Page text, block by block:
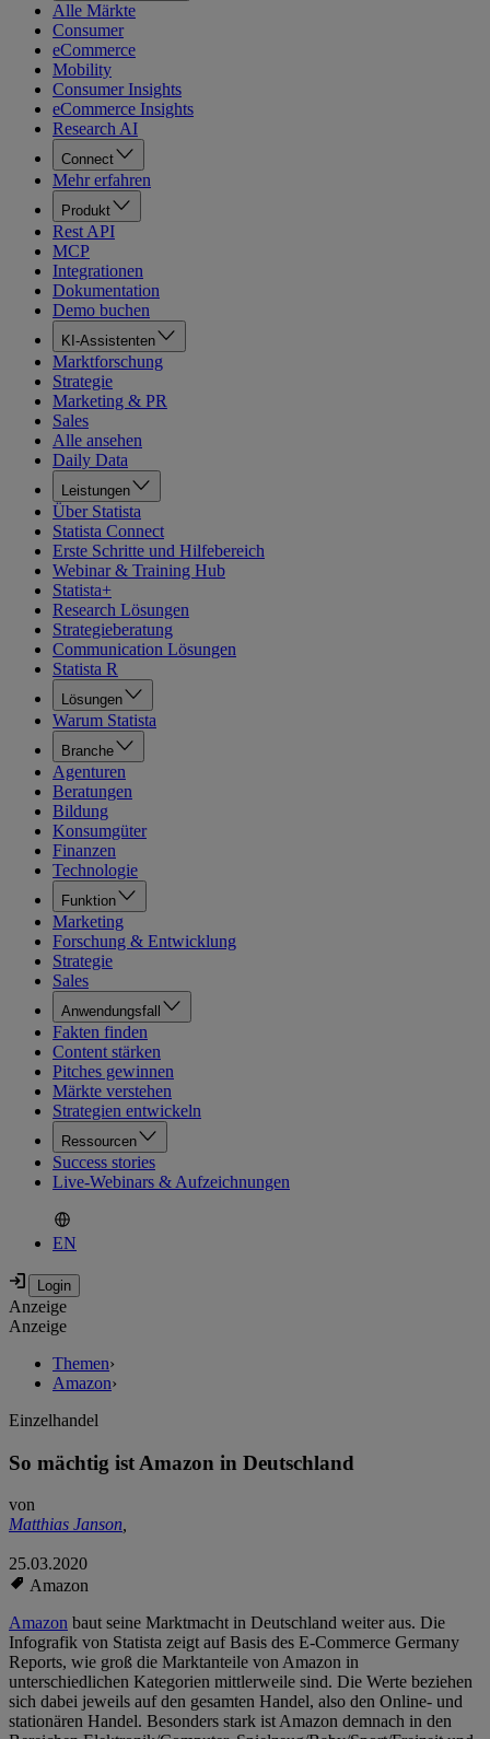
Alle Märkte
Consumer
eCommerce
Mobility
Consumer Insights
eCommerce Insights
Research AI
Connect
Mehr erfahren
Produkt
Rest API
MCP
Integrationen
Dokumentation
Demo buchen
KI-Assistenten
Marktforschung
Strategie
Marketing & PR
Sales
Alle ansehen
Daily Data
Leistungen
Über Statista
Statista Connect
Erste Schritte und Hilfebereich
Webinar & Training Hub
Statista+
Research Lösungen
Strategieberatung
Communication Lösungen
Statista R
Lösungen
Warum Statista
Branche
Agenturen
Beratungen
Bildung
Konsumgüter
Finanzen
Technologie
Funktion
Marketing
Forschung & Entwicklung
Strategie
Sales
Anwendungsfall
Fakten finden
Content stärken
Pitches gewinnen
Märkte verstehen
Strategien entwickeln
Ressourcen
Success stories
Live-Webinars & Aufzeichnungen
EN
Anzeige
Anzeige
Themen›
Amazon›
Einzelhandel
So mächtig ist Amazon in Deutschland
von
Matthias Janson,
25.03.2020
Amazon
Amazon baut seine Marktmacht in Deutschland weiter aus. Die
Infografik von Statista zeigt auf Basis des E-Commerce Germany
Reports, wie groß die Marktanteile von Amazon in
unterschiedlichen Kategorien mittlerweile sind. Die Werte beziehen
sich dabei jeweils auf den gesamten Handel, also den Online- und
stationären Handel. Besonders stark ist Amazon demnach in den